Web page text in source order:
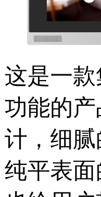
这是一
功能的
计，细
纯平表